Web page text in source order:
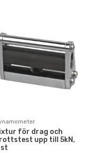
för drag och
upp till 5kN,
st